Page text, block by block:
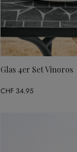
Glas 4er Set Vinoros
CHF 34.95